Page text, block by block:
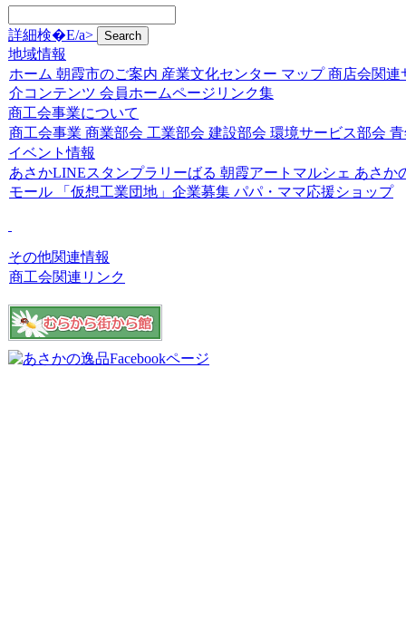
詳細検�E/a>
地域情報
ホーム 朝霞市のご案内 産業文化センター マップ 商店会関連
介コンテンツ 会員ホームページリンク集
商工会事業について
商工会事業 商業部会 工業部会 建設部会 環境サービス部会
イベント情報
あさかLINEスタンプラリーばる 朝霞アートマルシェ あさか
モール
「仮想工業団地」企業募集 パパ・ママ応援ショップ
その他関連情報
商工会関連リンク